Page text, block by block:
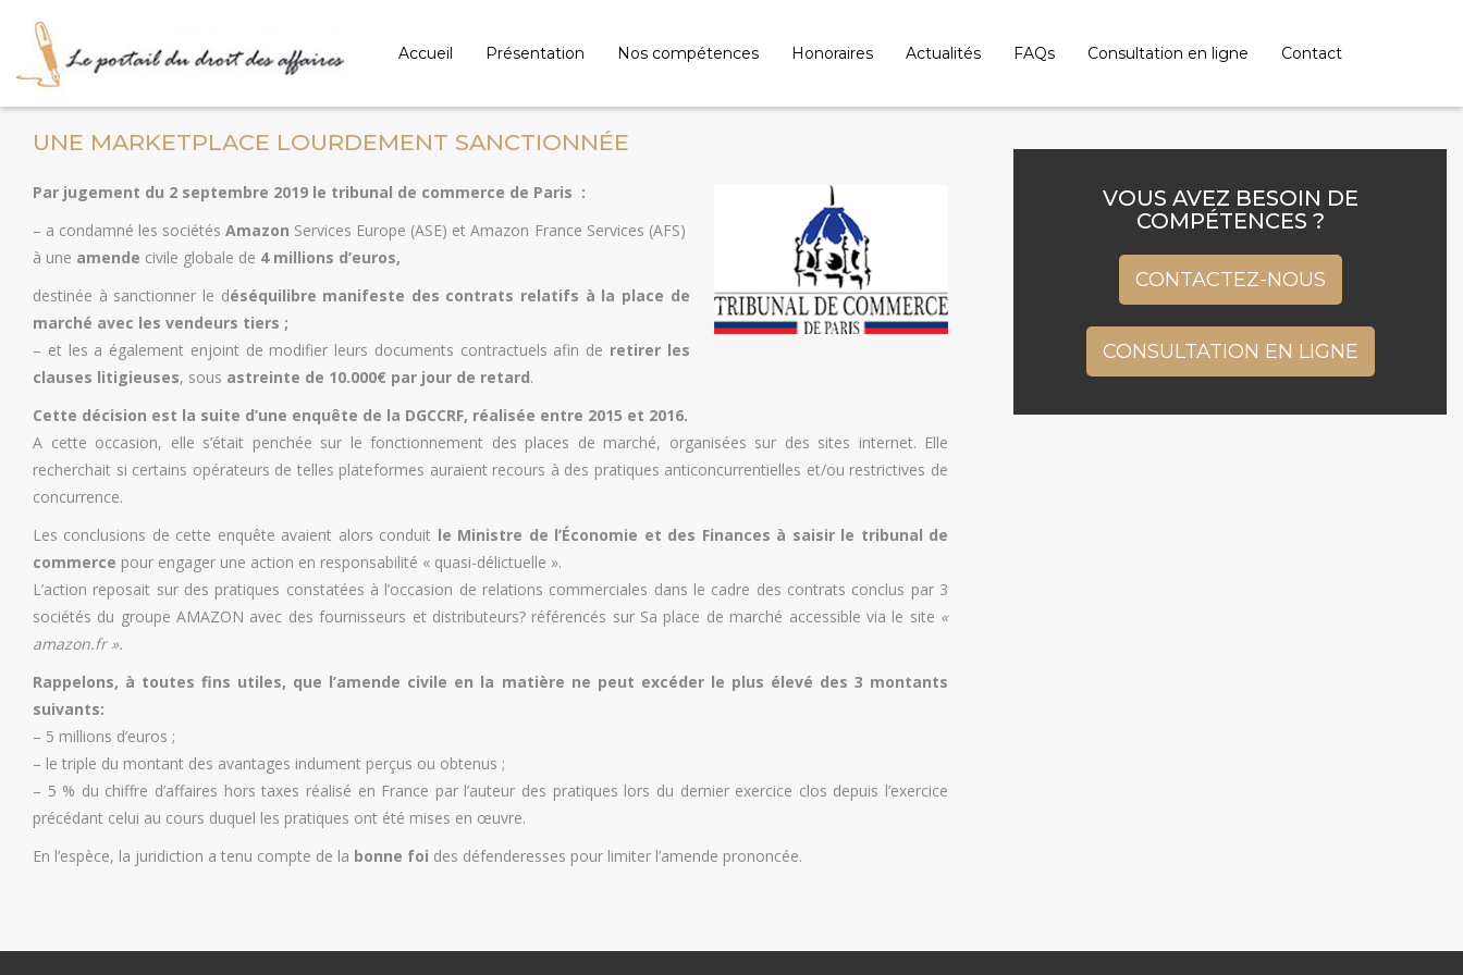
Accueil Présentation Nos compétences Honoraires Actualités FAQs Consultation en ligne Contact
UNE MARKETPLACE LOURDEMENT SANCTIONNÉE
Par jugement du 2 septembre 2019 le tribunal de commerce de Paris :
– a condamné les sociétésAmazon Services Europe (ASE) et Amazon France Services (AFS)
à une amende civile globale de 4 millions d’euros,
destinée à sanctionner le déséquilibre manifeste des contrats relatifs à la place de
marché avec les vendeurs tiers ;
– et les a également enjoint de modifier leurs documents contractuels afin de retirer les
clauses litigieuses, sous astreinte de 10.000€ par jour de retard.
Cette décision est la suite d’une enquête de la DGCCRF, réalisée entre 2015 et 2016.
A cette occasion, elle s’était penchée sur le fonctionnement des places de marché, organisées sur des sites internet. Elle
recherchait si certains opérateurs de telles plateformes auraient recours à des pratiques anticoncurrentielles et/ou restrictives de
concurrence.
Les conclusions de cette enquête avaient alors conduit le Ministre de l’Économie et des Finances à saisir le tribunal de
commerce pour engager une action en responsabilité « quasi-délictuelle ».
L’action reposait sur des pratiques constatées à l’occasion de relations commerciales dans le cadre des contrats conclus par 3
sociétés du groupe AMAZON avec des fournisseurs et distributeurs? référencés sur Sa place de marché accessible via le site «
amazon.fr ».
Rappelons, à toutes fins utiles, que l’amende civile en la matière ne peut excéder le plus élevé des 3 montants
suivants:
– 5 millions d’euros ;
– le triple du montant des avantages indument perçus ou obtenus ;
– 5 % du chiffre d’affaires hors taxes réalisé en France par l’auteur des pratiques lors du dernier exercice clos depuis l’exercice
précédant celui au cours duquel les pratiques ont été mises en œuvre.
En l’espèce, la juridiction a tenu compte de la bonne foi des défenderesses pour limiter l’amende prononcée.
VOUS AVEZ BESOIN DE
COMPÉTENCES ?
CONTACTEZ-NOUS
CONSULTATION EN LIGNE